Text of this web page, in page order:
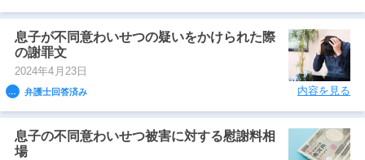
息子が不同意わいせつの疑いをかけられた際
の謝罪文
2024年4月23日
弁護士回答済み 内容を見る
息子の不同意わいせつ被害に対する慰謝料相
場